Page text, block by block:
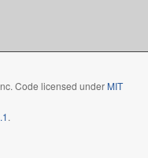
Code licensed under MIT
.